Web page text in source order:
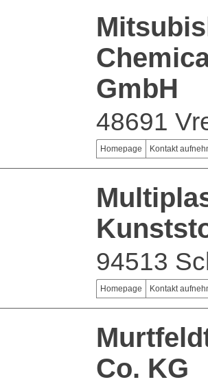
GmbH
48691
Homepage Kontakt
94513
Homepage Kontakt
Co. KG